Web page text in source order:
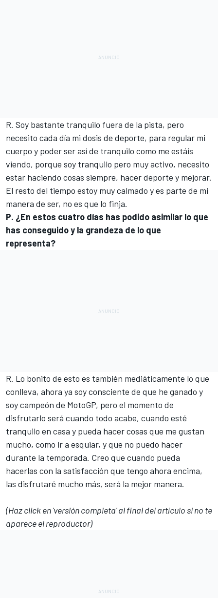
R. Soy bastante tranquilo fuera de la pista, pero
necesito cada día mi dosis de deporte, para regular mi
cuerpo y poder ser así de tranquilo como me estáis
viendo, porque soy tranquilo pero muy activo, necesito
estar haciendo cosas siempre, hacer deporte y mejorar.
El resto del tiempo estoy muy calmado y es parte de mi
manera de ser, no es que lo finja.
P. ¿En estos cuatro días has podido asimilar lo que
has conseguido y la grandeza de lo que
representa?
R. Lo bonito de esto es también mediáticamente lo que
conlleva, ahora ya soy consciente de que he ganado y
soy campeón de MotoGP, pero el momento de
disfrutarlo será cuando todo acabe, cuando esté
tranquilo en casa y pueda hacer cosas que me gustan
mucho, como ir a esquiar, y que no puedo hacer
durante la temporada. Creo que cuando pueda
hacerlas con la satisfacción que tengo ahora encima,
las disfrutaré mucho más, será la mejor manera.
(Haz click en 'versión completa' al final del artículo si no te
aparece el reproductor)